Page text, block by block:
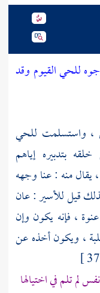
للحي القيوم وقد
، واستسلمت للحي
بتدبيره إياهم
يقال منه : عنا وجهه
قيل للأسير : عان
، فإنه يكون وإن
، ويكون أخذه عن
لم تلم في اختيالها